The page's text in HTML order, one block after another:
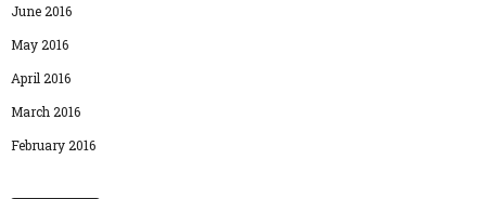
June 2016
May 2016
April 2016
March 2016
February 2016